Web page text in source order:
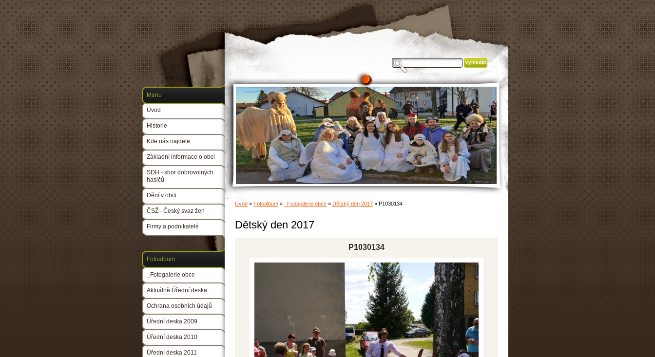
Úvod » Fotoalbum » _Fotogalerie obce » Dětský den 2017 » P1030134
Dětský den 2017
P1030134
Menu
Úvod
Historie
Kde nás najdete
Základní informace o obci
SDH - sbor dobrovolných
hasičů
Dění v obci
ČSŽ - Český svaz žen
Firmy a podnikatelé
Fotoalbum
_Fotogalerie obce
Aktuálně Úřední deska
Ochrana osobních údajů
Úřední deska 2009
Úřední deska 2010
Úřední deska 2011